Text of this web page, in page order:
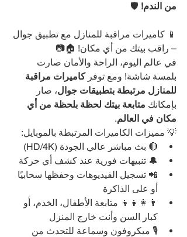
من الندم! 🛡️
📱 كاميرات مراقبة للمنازل مع تطبيق جوال
– راقب بيتك من أي مكان! 🏠📷
في عالم اليوم، الراحة والأمان صارت
بلمسة شاشة! ومع توفر كاميرات مراقبة
للمنازل مرتبطة بتطبيقات جوال، صار
بإمكانك متابعة بيتك لحظة بلحظة من أي
مكان في العالم.
💡 مميزات الكاميرات المرتبطة بالموبايل:
🔴 بث مباشر عالي الجودة (HD/4K)
🔔 تنبيهات فورية عند كشف أي حركة
📲 تسجيل الفيديوهات وحفظها سحابيًا
أو على الذاكرة
👨‍👩‍👧‍👦 متابعة الأطفال، الخدم، أو
كبار السن وأنت خارج المنزل
🎙️ ميكروفون وسماعة للتحدث من